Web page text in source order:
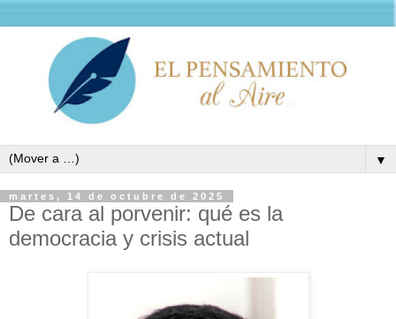
▼
martes, 14 de octubre de 2025
De cara al porvenir: qué es la
democracia y crisis actual